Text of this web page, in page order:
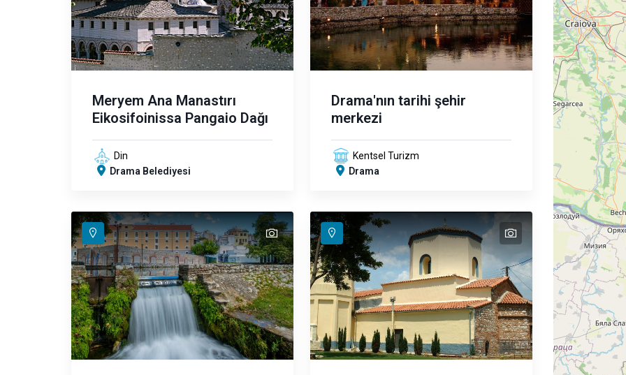
Meryem Ana Manastırı
Eikosifoinissa Pangaio Dağı
Din
Drama Belediyesi
Drama'nın tarihi şehir
merkezi
Kentsel Turizm
Drama
text